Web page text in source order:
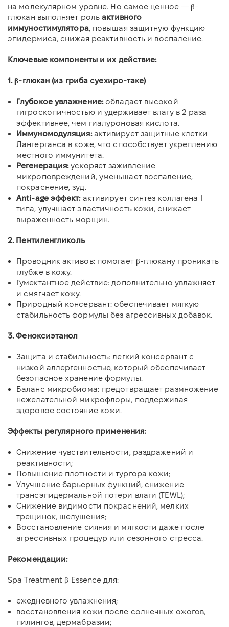
на молекулярном уровне. Но самое ценное — β-
глюкан выполняет рольактивного
иммуностимулятора, повышая защитную функцию
эпидермиса, снижая реактивность и воспаление.
Ключевые компоненты и их действие:
1. β-глюкан (из гриба суехиро-таке)
Глубокое увлажнение:обладает высокой
гигроскопичностью и удерживает влагу в 2 раза
эффективнее, чем гиалуроновая кислота.
Иммуномодуляция:активирует защитные клетки
Лангерганса в коже, что способствует укреплению
местного иммунитета.
Регенерация:ускоряет заживление
микроповреждений, уменьшает воспаление,
покраснение, зуд.
Anti-age эффект:активирует синтез коллагена I
типа, улучшает эластичность кожи, снижает
выраженность морщин.
2. Пентиленгликоль
Проводник активов: помогает β-глюкану проникать
глубже в кожу.
Гумектантное действие: дополнительно увлажняет
и смягчает кожу.
Природный консервант: обеспечивает мягкую
стабильность формулы без агрессивных добавок.
3. Феноксиэтанол
Защита и стабильность: легкий консервант с
низкой аллергенностью, который обеспечивает
безопасное хранение формулы.
Баланс микробиома: предотвращает размножение
нежелательной микрофлоры, поддерживая
здоровое состояние кожи.
Эффекты регулярного применения:
Снижение чувствительности, раздражений и
реактивности;
Повышение плотности и тургора кожи;
Улучшение барьерных функций, снижение
трансэпидермальной потери влаги (TEWL);
Снижение видимости покраснений, мелких
трещинок, шелушения;
Восстановление сияния и мягкости даже после
агрессивных процедур или сезонного стресса.
Рекомендации:
Spa Treatment β Essence для:
ежедневного увлажнения;
восстановления кожи после солнечных ожогов,
пилингов, дермабразии;